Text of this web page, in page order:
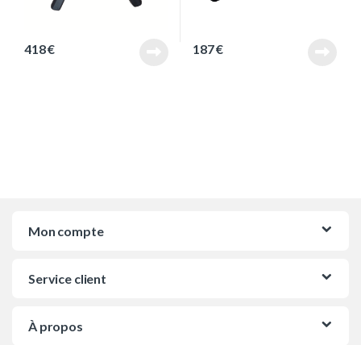
418€ 187€
Mon compte
Service client
À propos